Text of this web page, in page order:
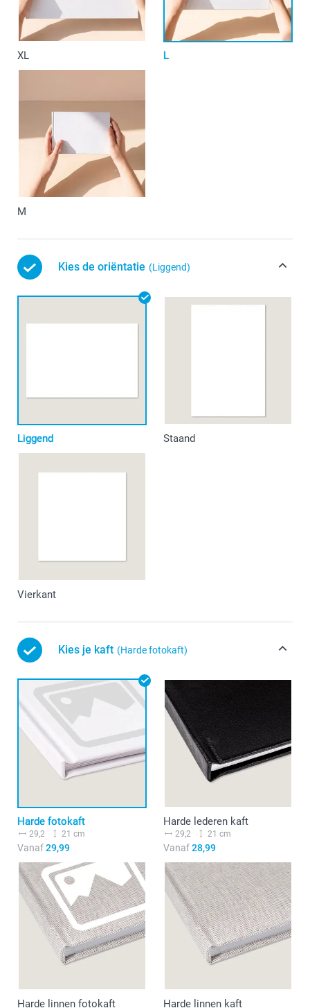
XL L
M
Kies de oriëntatie (Liggend)
Liggend Staand
Vierkant
Kies je kaft (Harde fotokaft)
Harde fotokaft
29,2 21 cm
Vanaf29,99
Harde lederen kaft
29,2 21 cm
Vanaf28,99
Harde linnen fotokaft Harde linnen kaft